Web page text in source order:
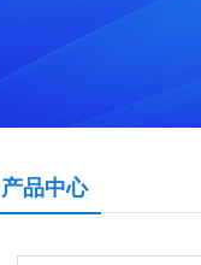
产品中心